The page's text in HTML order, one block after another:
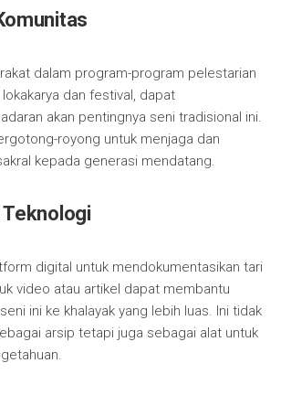
dalam program-program pelestarian
dan festival, dapat
akan pentingnya seni tradisional ini.
royong untuk menjaga dan
kepada generasi mendatang.
Teknologi
digital untuk mendokumentasikan tari
video atau artikel dapat membantu
ini ke khalayak yang lebih luas. Ini tidak
arsip tetapi juga sebagai alat untuk